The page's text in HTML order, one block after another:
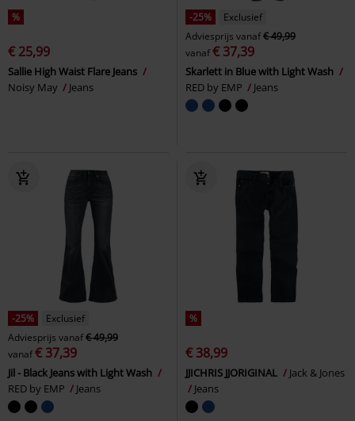
%
€ 25,99
Sallie High Waist Flare Jeans
Noisy May
Jeans
-25%
Exclusief
Adviesprijs vanaf€ 49,99
vanaf€ 37,39
Skarlett in Blue with Light Wash
RED by EMP
Jeans
-25%
Exclusief
Adviesprijs vanaf€ 49,99
vanaf€ 37,39
Jil - Black Jeans with Light Wash
RED by EMP
Jeans
%
€ 38,99
JJICHRIS JJORIGINAL
Jack & Jones
Jeans